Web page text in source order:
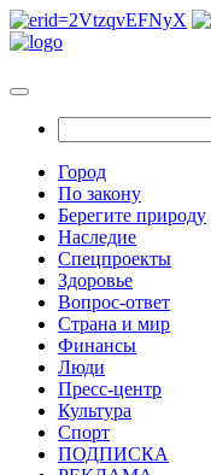
Город
По закону
Берегите природу
Наследие
Спецпроекты
Здоровье
Вопрос-ответ
Страна и мир
Финансы
Люди
Пресс-центр
Культура
Спорт
ПОДПИСКА